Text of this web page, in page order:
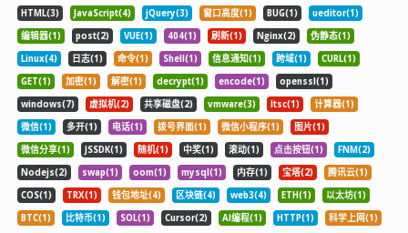
HTML(3)
JavaScript(4) jQuery(3) 窗口高度(1) BUG(1)
ueditor(1)
编辑器(1)
post(2) VUE(1) 404(1) 刷新(1) Nginx(2)
伪静态(1)
Linux(4)
日志(1) 命令(1) Shell(1) 信息通知(1) 跨域(1)
CURL(1)
GET(1)
加密(1) 解密(1) decrypt(1) encode(1)
openssl(1)
windows(7)
虚拟机(2) 共享磁盘(2) vmware(3) ltsc(1)
计算器(1)
微信(1)
多开(1) 电话(1) 拨号界面(1) 微信小程序(1)
图片(1)
微信分享(1)
JSSDK(1) 随机(1) 中奖(1) 滚动(1) 点击按钮(1)
FNM(2)
Nodejs(2)
swap(1) oom(1) mysql(1) 内存(1) 宝塔(2)
腾讯云(1)
COS(1)
TRX(1) 钱包地址(4) 区块链(4) web3(4) ETH(1)
以太坊(1)
BTC(1)
比特币(1) SOL(1) Cursor(2) AI编程(1) HTTP(1)
科学上网(1)